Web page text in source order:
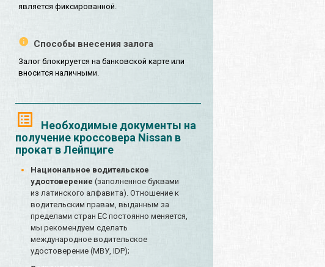
является фиксированной.
Способы внесения залога
Залог блокируется на банковской карте или
вносится наличными.
Необходимые документы на
получение кроссовера Nissan в
прокат в Лейпциге
Национальное водительское
удостоверение (заполненное буквами
из латинского алфавита). Отношение к
водительским правам, выданным за
пределами стран ЕС постоянно меняется,
мы рекомендуем сделать
международное водительское
удостоверение (МВУ, IDP);